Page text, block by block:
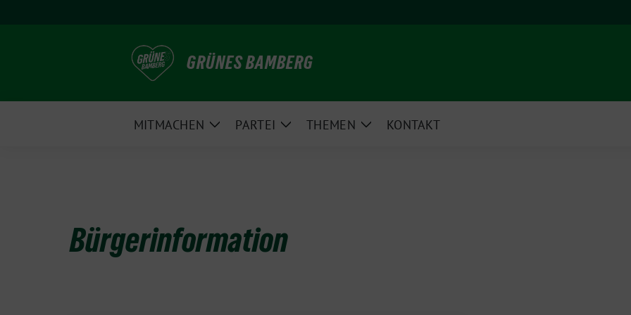
GRÜNES BAMBERG
MITMACHEN
ZeigePARTEI
ZeigeTHEMEN
ZeigeKONTAKT
Bürgerinformation